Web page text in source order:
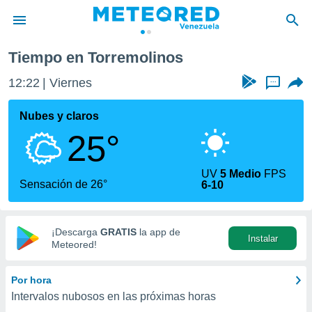
de
ha
calidad.
a este
las
y
digital
basada
Tiempo en Torremolinos
12:22 Viernes ...
Nubes y claros
25°
Sensación de 26°
UV5 Medio FPS
6-10
¡Descarga GRATIS la app de
Meteored!
Instalar
Por hora
Intervalos nubosos en las próximas horas